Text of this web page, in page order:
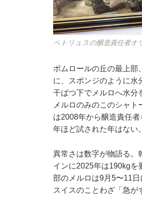
ペトリュスの醸造責任者オ
ポムロールの丘の最上部
に、スポンジのように水
干ばつ下でメルロへ水分
メルロのみのこのシャ
は2008年から醸造責任
年ほど試された年はない。
異常さは数字が物語る。
インに2025年は190kgを
部のメルロは9月5〜11
スイスのことわざ「急が